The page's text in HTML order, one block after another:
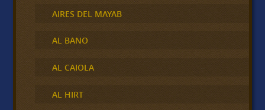
AIRES DEL MAYAB
AL BANO
AL CAIOLA
AL HIRT